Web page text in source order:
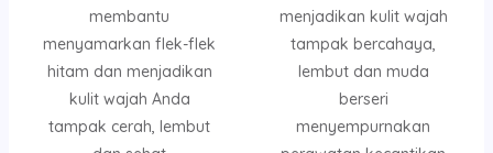
membantu
menyamarkan flek-flek
hitam dan menjadikan
kulit wajah Anda
tampak cerah, lembut
menjadikan kulit wajah
tampak bercahaya,
lembut dan muda
berseri
menyempurnakan